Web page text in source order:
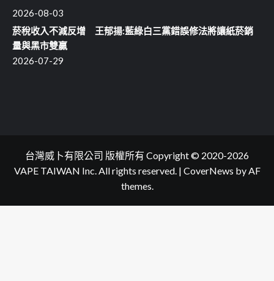
2026-08-03
菸稅收入不減反增 王郁揚:藍綠白三黨錯誤修法將讓紙菸銷
量與黑市雙贏
2026-07-29
台灣威卜有限公司 版權所有 Copyright © 2020-2026
VAPE TAIWAN Inc. All rights reserved. | CoverNews by AF
themes.